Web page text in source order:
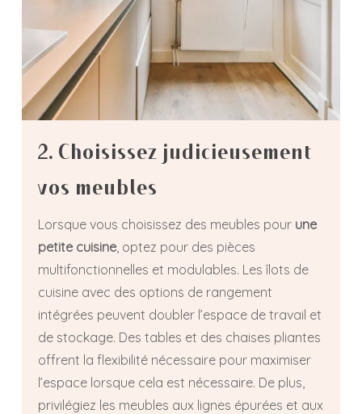
2. Choisissez judicieusement
vos meubles
Lorsque vous choisissez des meubles pour une
petite cuisine, optez pour des pièces
multifonctionnelles et modulables. Les îlots de
cuisine avec des options de rangement
intégrées peuvent doubler l’espace de travail et
de stockage. Des tables et des chaises pliantes
offrent la flexibilité nécessaire pour maximiser
l’espace lorsque cela est nécessaire. De plus,
privilégiez les meubles aux lignes épurées et aux